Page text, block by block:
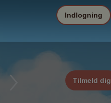
Tilmeld dig
Indlogning